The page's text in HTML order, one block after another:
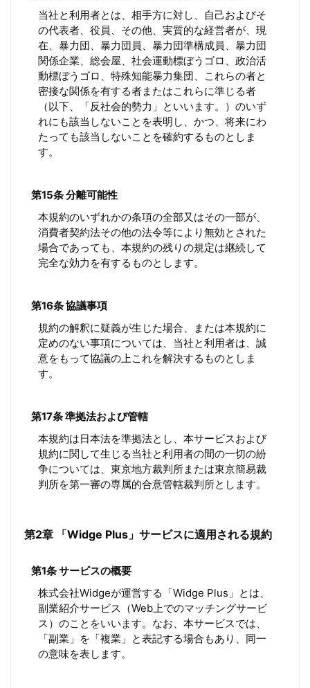
当社と利用者とは、相手方に対し、自己およびそ
の代表者、役員、その他、実質的な経営者が、現
在、暴力団、暴力団員、暴力団準構成員、暴力団
関係企業、総会屋、社会運動標ぼうゴロ、政治活
動標ぼうゴロ、特殊知能暴力集団、これらの者と
密接な関係を有する者またはこれらに準じる者
（以下、「反社会的勢力」といいます。）のいず
れにも該当しないことを表明し、かつ、将来にわ
たっても該当しないことを確約するものとしま
す。
第15条 分離可能性
本規約のいずれかの条項の全部又はその一部が、
消費者契約法その他の法令等により無効とされた
場合であっても、本規約の残りの規定は継続して
完全な効力を有するものとします。
第16条 協議事項
規約の解釈に疑義が生じた場合、または本規約に
定めのない事項については、当社と利用者は、誠
意をもって協議の上これを解決するものとしま
す。
第17条 準拠法および管轄
本規約は日本法を準拠法とし、本サービスおよび
規約に関して生じる当社と利用者の間の一切の紛
争については、東京地方裁判所または東京簡易裁
判所を第一審の専属的合意管轄裁判所とします。
第2章 「Widge Plus」サービスに適用される規約
第1条 サービスの概要
株式会社Widgeが運営する「Widge Plus」とは、
副業紹介サービス（Web上でのマッチングサービ
ス）のことをいいます。なお、本サービスでは、
「副業」を「複業」と表記する場合もあり、同一
の意味を表します。